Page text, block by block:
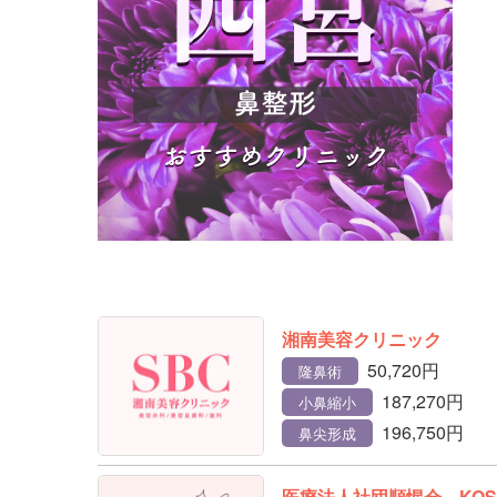
湘南美容クリニック
隆鼻術 50,720円
小鼻縮小 187,270円
鼻尖形成 196,750円